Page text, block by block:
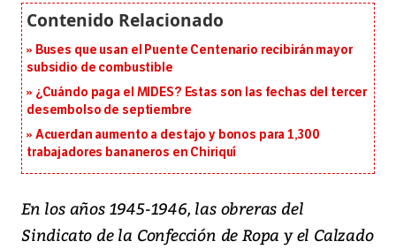
Buses que usan el Puente Centenario recibirán mayor
subsidio de combustible
¿Cuándo paga el MIDES? Estas son las fechas del tercer
desembolso de septiembre
Acuerdan aumento a destajo y bonos para 1,300
trabajadores bananeros en Chiriquí
En los años 1945-1946, las obreras del
Sindicato de la Confección de Ropa y el Calzado